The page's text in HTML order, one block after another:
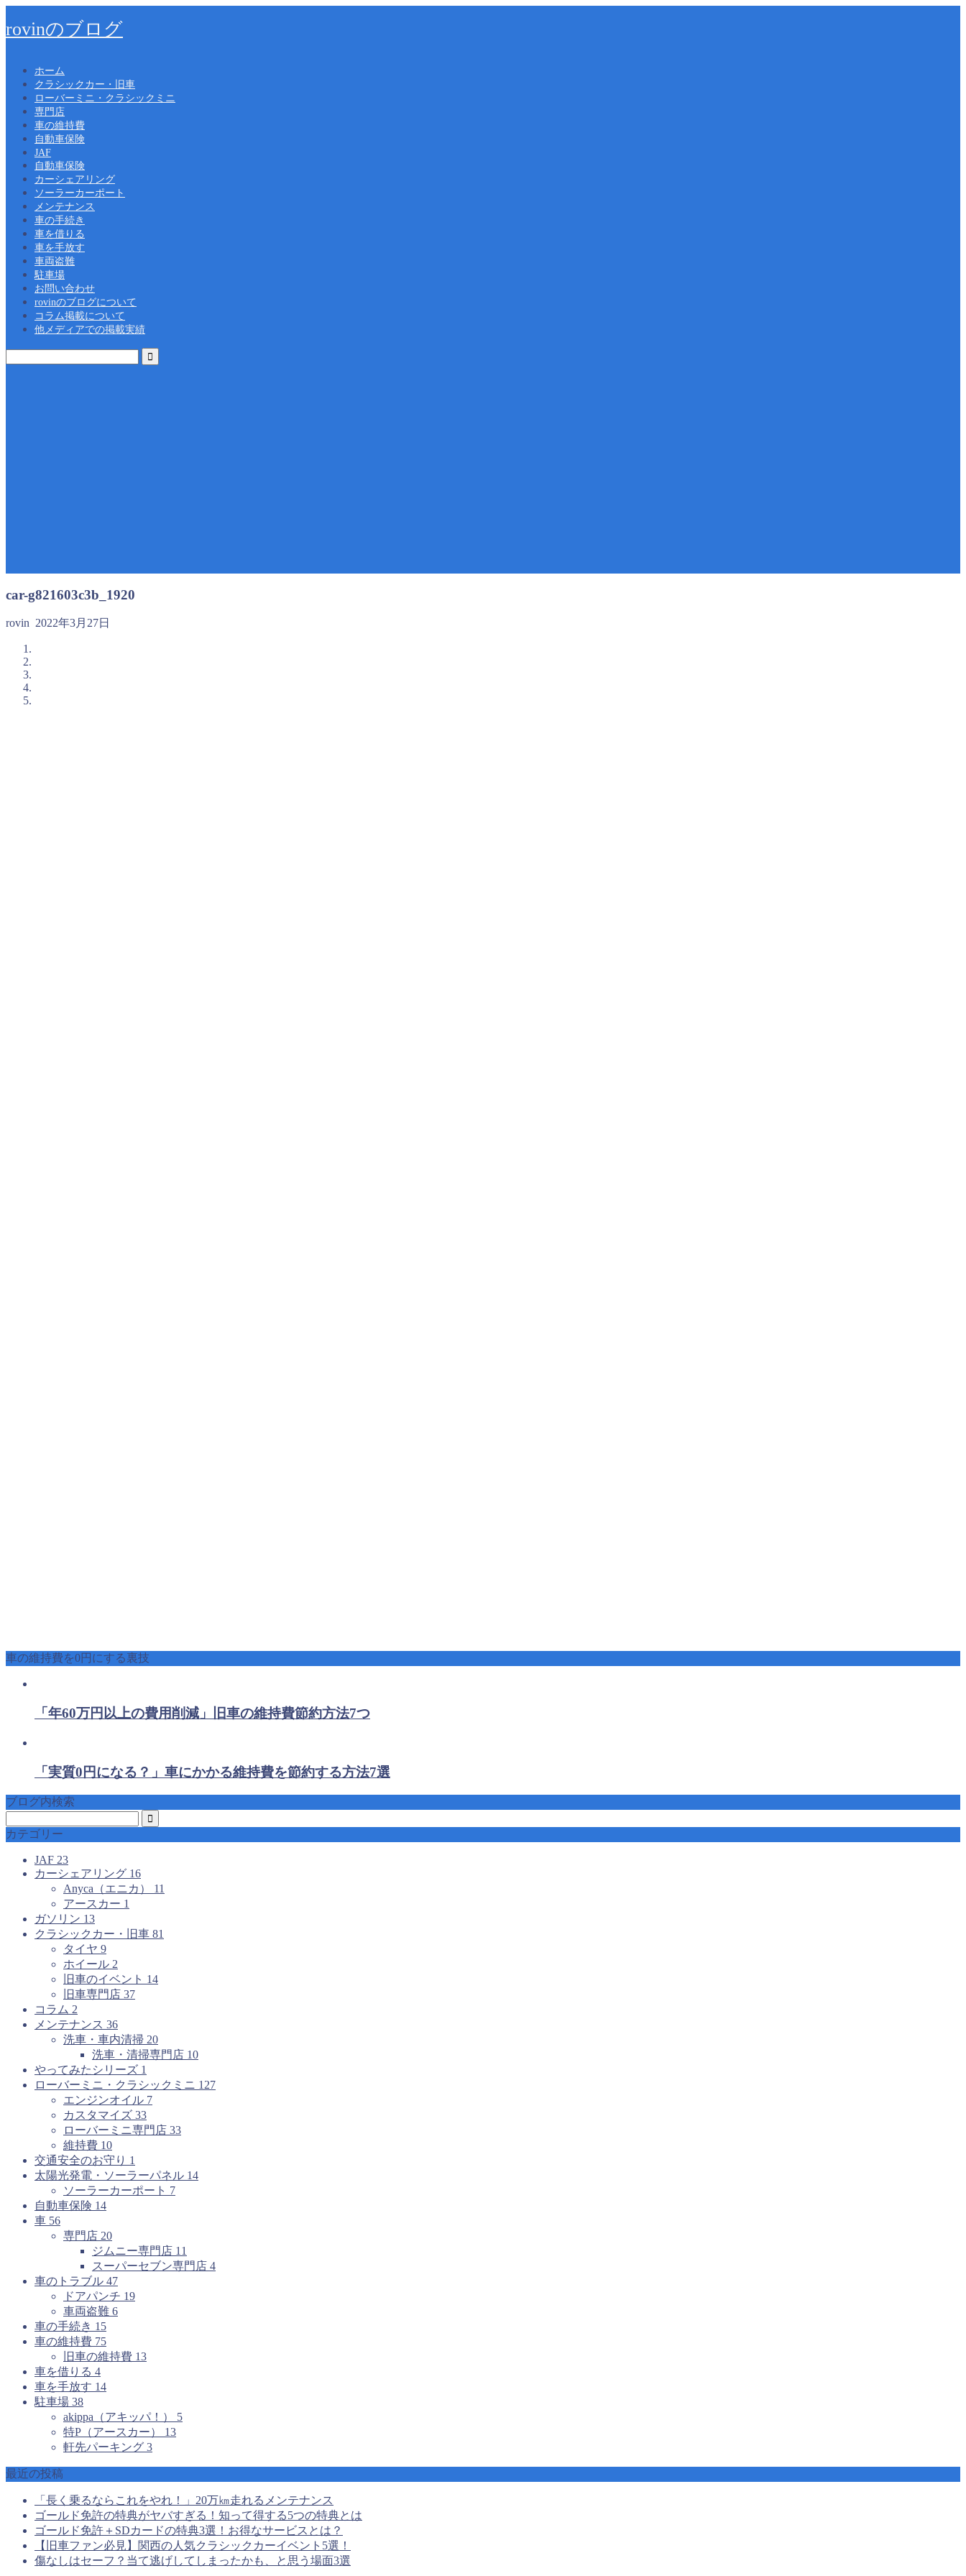
rovinのブログ
ホーム
クラシックカー・旧車
ローバーミニ・クラシックミニ
専門店
車の維持費
自動車保険
JAF
自動車保険
カーシェアリング
ソーラーカーポート
メンテナンス
車の手続き
車を借りる
車を手放す
車両盗難
駐車場
お問い合わせ
rovinのブログについて
コラム掲載について
他メディアでの掲載実績
car-g821603c3b_1920
rovin 2022年3月27日
車の維持費を0円にする裏技
「年60万円以上の費用削減」旧車の維持費節約方法7つ
「実質0円になる？」車にかかる維持費を節約する方法7選
ブログ内検索
カテゴリー
JAF 23
カーシェアリング 16
Anyca（エニカ） 11
アースカー 1
ガソリン 13
クラシックカー・旧車 81
タイヤ 9
ホイール 2
旧車のイベント 14
旧車専門店 37
コラム 2
メンテナンス 36
洗車・車内清掃 20
洗車・清掃専門店 10
やってみたシリーズ 1
ローバーミニ・クラシックミニ 127
エンジンオイル 7
カスタマイズ 33
ローバーミニ専門店 33
維持費 10
交通安全のお守り 1
太陽光発電・ソーラーパネル 14
ソーラーカーポート 7
自動車保険 14
車 56
専門店 20
ジムニー専門店 11
スーパーセブン専門店 4
車のトラブル 47
ドアパンチ 19
車両盗難 6
車の手続き 15
車の維持費 75
旧車の維持費 13
車を借りる 4
車を手放す 14
駐車場 38
akippa（アキッパ！） 5
特P（アースカー） 13
軒先パーキング 3
最近の投稿
「長く乗るならこれをやれ！」20万㎞走れるメンテナンス
ゴールド免許の特典がヤバすぎる！知って得する5つの特典とは
ゴールド免許＋SDカードの特典3選！お得なサービスとは？
【旧車ファン必見】関西の人気クラシックカーイベント5選！
傷なしはセーフ？当て逃げしてしまったかも、と思う場面3選